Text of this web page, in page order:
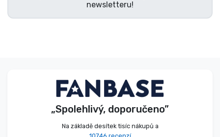
newsletteru!
„Spolehlivý, doporučeno”
Na základě desítek tisíc nákupů a